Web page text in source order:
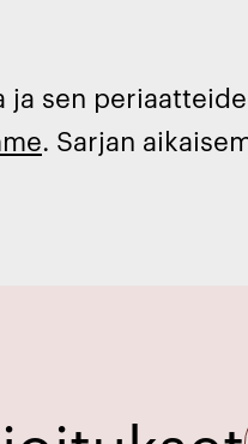
ja sen
. Sarjan